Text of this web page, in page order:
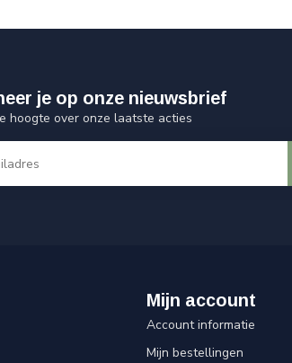
je op onze nieuwsbrief
hoogte over onze laatste acties
Mijn account
Account informatie
Mijn bestellingen